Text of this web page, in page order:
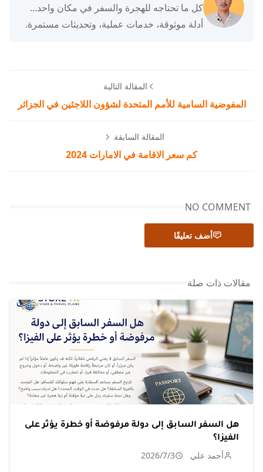
كل ما تحتاجه للهجرة والسفر في مكان واحد...
أدلة موثوقة، خدمات عملية، وتحديثات مستمرة.
المقالة التالية
المفوضية السامية للأمم المتحدة لشؤون اللاجئين في الجزائر
المقالة السابقة
كم سعر الاقامة في الامارات 2024
NO COMMENT
أضف تعليقًا
مقالات ذات صلة
هل السفر السابق إلى دولة مرفوضة أو خطرة يؤثر على
الفيزا؟
أحمد علي 2026/7/3